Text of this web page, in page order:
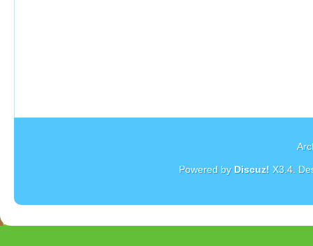
Powered by Discuz! X3.4.